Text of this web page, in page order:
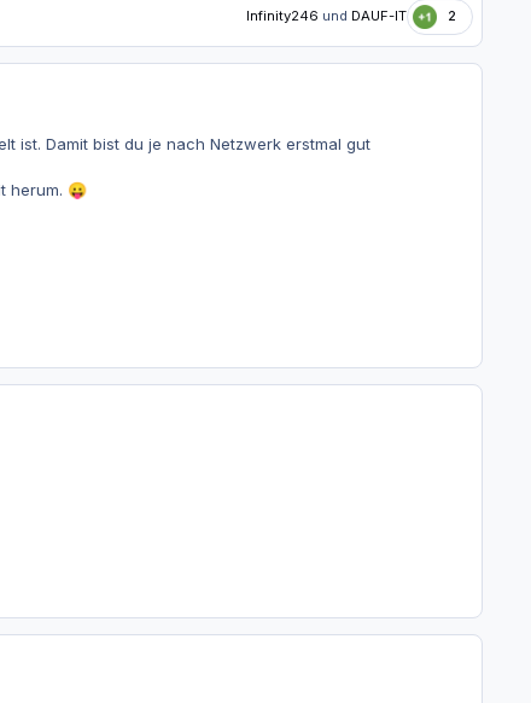
Infinity246 und DAUF-IT 2
ist. Damit bist du je nach Netzwerk erstmal gut
herum. 😛